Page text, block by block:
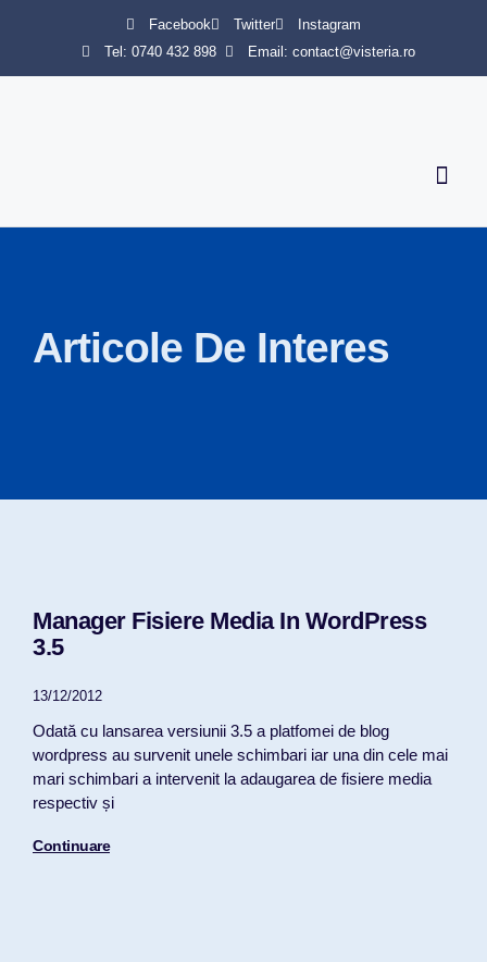
Facebook Twitter
Instagram
Tel: 0740 432 898
Email: contact@visteria.ro
Articole De Interes
Manager Fisiere Media In WordPress
3.5
13/12/2012
Odată cu lansarea versiunii 3.5 a platfomei de blog
wordpress au survenit unele schimbari iar una din cele mai
mari schimbari a intervenit la adaugarea de fisiere media
respectiv și
Continuare